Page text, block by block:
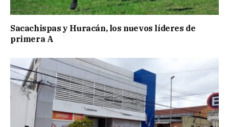
Sacachispas y Huracán, los nuevos líderes de
primera A